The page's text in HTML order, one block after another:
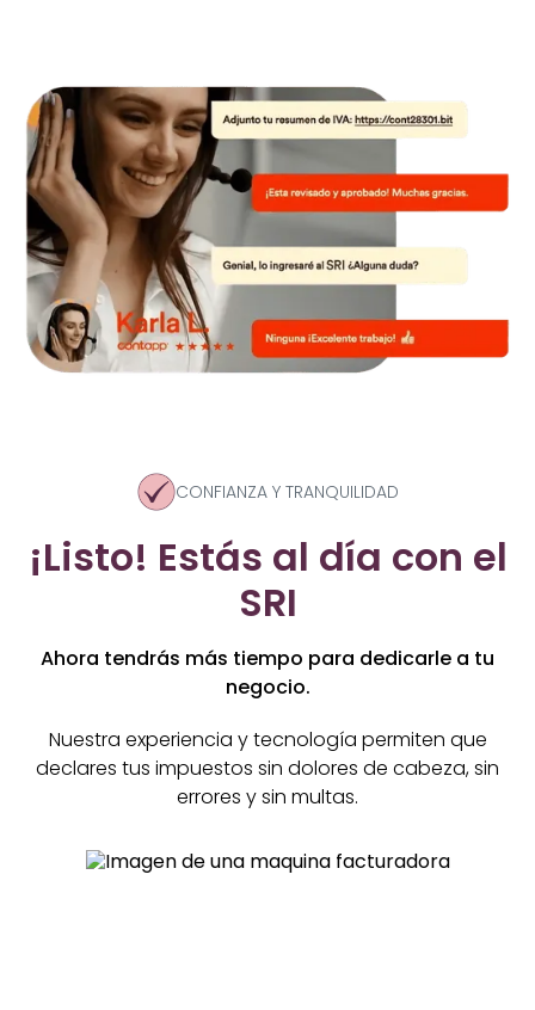
CONFIANZA Y TRANQUILIDAD
¡Listo! Estás al día con el
SRI
Ahora tendrás más tiempo para dedicarle a tu
negocio.
Nuestra experiencia y tecnología permiten que
declares tus impuestos sin dolores de cabeza, sin
errores y sin multas.